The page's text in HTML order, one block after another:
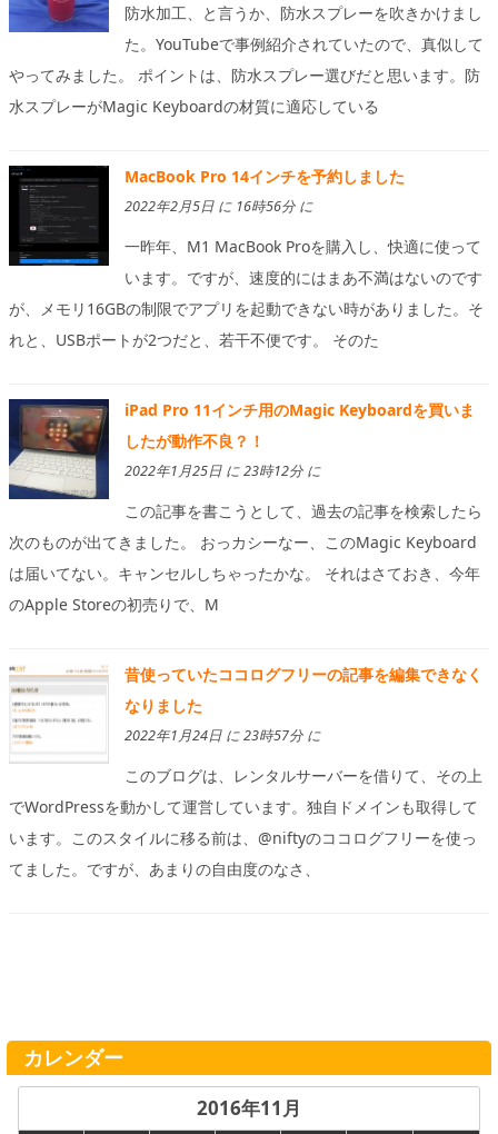
防水加工、と言うか、防水スプレーを吹きかけまし
た。YouTubeで事例紹介されていたので、真似して
やってみました。 ポイントは、防水スプレー選びだと思います。防
水スプレーがMagic Keyboardの材質に適応している
MacBook Pro 14インチを予約しました
2022年2月5日 に 16時56分 に
一昨年、M1 MacBook Proを購入し、快適に使って
います。ですが、速度的にはまあ不満はないのです
が、メモリ16GBの制限でアプリを起動できない時がありました。そ
れと、USBポートが2つだと、若干不便です。 そのた
iPad Pro 11インチ用のMagic Keyboardを買いま
したが動作不良？！
2022年1月25日 に 23時12分 に
この記事を書こうとして、過去の記事を検索したら
次のものが出てきました。 おっカシーなー、このMagic Keyboard
は届いてない。キャンセルしちゃったかな。 それはさておき、今年
のApple Storeの初売りで、M
昔使っていたココログフリーの記事を編集できなく
なりました
2022年1月24日 に 23時57分 に
このブログは、レンタルサーバーを借りて、その上
でWordPressを動かして運営しています。独自ドメインも取得して
います。このスタイルに移る前は、@niftyのココログフリーを使っ
てました。ですが、あまりの自由度のなさ、
カレンダー
2016年11月